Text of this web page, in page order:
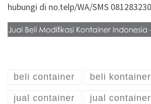
hubungi di no.telp/WA/SMS
beli container beli kontainer
jual container jual